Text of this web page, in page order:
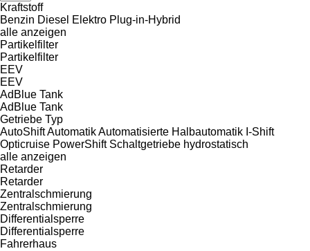
Kraftstoff
Benzin Diesel Elektro Plug-in-Hybrid
alle anzeigen
Partikelfilter
Partikelfilter
EEV
EEV
AdBlue Tank
AdBlue Tank
Getriebe Typ
AutoShiftAutomatikAutomatisierte Halbautomatik I-Shift
Opticruise PowerShift Schaltgetriebe hydrostatisch
alle anzeigen
Retarder
Retarder
Zentralschmierung
Zentralschmierung
Differentialsperre
Differentialsperre
Fahrerhaus